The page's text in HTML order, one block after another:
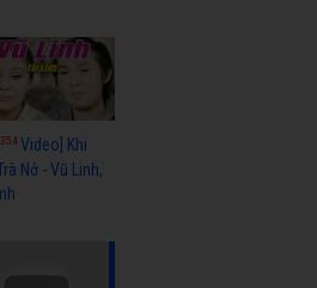
Video] Khi
Nở - Vũ Linh,